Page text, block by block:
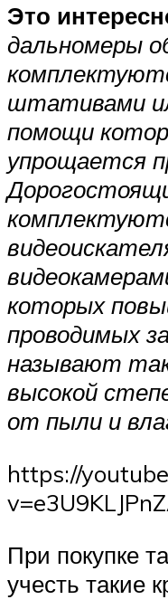
Это
дальномеры
штативами
помощи
упрощается
которых
проводимых
называют
высокой
от пыли и
https://
При покупке
учесть такие